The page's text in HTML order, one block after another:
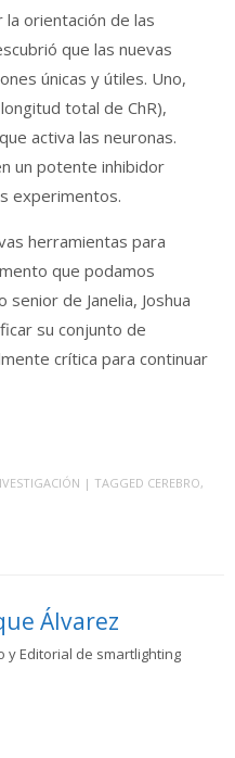
la orientación de las
que las nuevas
únicas y útiles. Uno,
total de ChR),
activa las neuronas.
un potente inhibidor
experimentos.
herramientas para
que podamos
de Janelia, Joshua
su conjunto de
crítica para continuar
| TAGGED CEREBRO,
Álvarez
y Editorial de smartlighting